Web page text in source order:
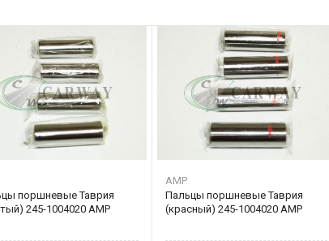
поршневые Таврия
245-1004020 AMP
AMP
Пальцы поршневые Таврия
(красный) 245-1004020 AMP